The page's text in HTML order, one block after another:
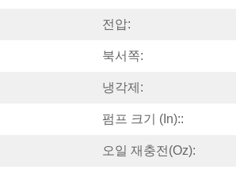
전압:
북서쪽:
냉각제:
펌프 크기 (in)::
오일 재충전(oz):